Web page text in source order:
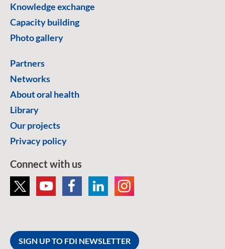
Knowledge exchange
Capacity building
Photo gallery
Partners
Networks
About oral health
Library
Our projects
Privacy policy
Connect with us
SIGN UP TO FDI NEWSLETTER